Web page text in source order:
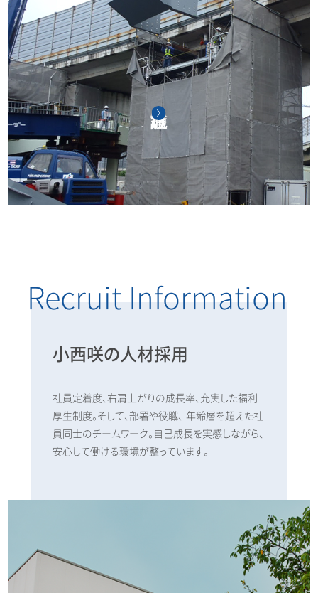
Recruit Information
小西咲の人材採用
社員定着度、右肩上がりの成長率、充実した福利
厚生制度。そして、部署や役職、 年齢層を超えた社
員同士のチームワーク。自己成長を実感しながら、
安心して働ける環境が整っています。